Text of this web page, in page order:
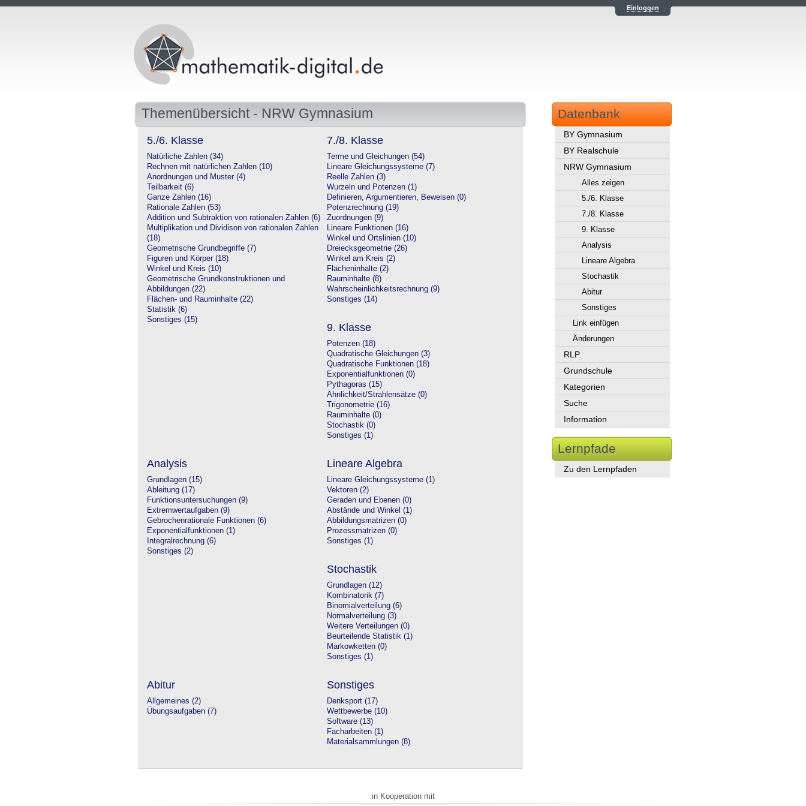
Einloggen
Themenübersicht - NRW Gymnasium
5./6. Klasse
Natürliche Zahlen (34)
Rechnen mit natürlichen Zahlen (10)
Anordnungen und Muster (4)
Teilbarkeit (6)
Ganze Zahlen (16)
Rationale Zahlen (53)
Addition und Subtraktion von rationalen Zahlen (6)
Multiplikation und Dividison von rationalen Zahlen
(18)
Geometrische Grundbegriffe (7)
Figuren und Körper (18)
Winkel und Kreis (10)
Geometrische Grundkonstruktionen und
Abbildungen (22)
Flächen- und Rauminhalte (22)
Statistik (6)
Sonstiges (15)
7./8. Klasse
Terme und Gleichungen (54)
Lineare Gleichungssysteme (7)
Reelle Zahlen (3)
Wurzeln und Potenzen (1)
Definieren, Argumentieren, Beweisen (0)
Potenzrechnung (19)
Zuordnungen (9)
Lineare Funktionen (16)
Winkel und Ortslinien (10)
Dreiecksgeometrie (26)
Winkel am Kreis (2)
Flächeninhalte (2)
Rauminhalte (8)
Wahrscheinlichkeitsrechnung (9)
Sonstiges (14)
9. Klasse
Potenzen (18)
Quadratische Gleichungen (3)
Quadratische Funktionen (18)
Exponentialfunktionen (0)
Pythagoras (15)
Ähnlichkeit/Strahlensätze (0)
Trigonometrie (16)
Rauminhalte (0)
Stochastik (0)
Sonstiges (1)
Analysis
Grundlagen (15)
Ableitung (17)
Funktionsuntersuchungen (9)
Extremwertaufgaben (9)
Gebrochenrationale Funktionen (6)
Exponentialfunktionen (1)
Integralrechnung (6)
Sonstiges (2)
Lineare Algebra
Lineare Gleichungssysteme (1)
Vektoren (2)
Geraden und Ebenen (0)
Abstände und Winkel (1)
Abbildungsmatrizen (0)
Prozessmatrizen (0)
Sonstiges (1)
Stochastik
Grundlagen (12)
Kombinatorik (7)
Binomialverteilung (6)
Normalverteilung (3)
Weitere Verteilungen (0)
Beurteilende Statistik (1)
Markowketten (0)
Sonstiges (1)
Abitur
Allgemeines (2)
Übungsaufgaben (7)
Sonstiges
Denksport (17)
Wettbewerbe (10)
Software (13)
Facharbeiten (1)
Materialsammlungen (8)
Datenbank
BY Gymnasium
BY Realschule
NRW Gymnasium
Alles zeigen
5./6. Klasse
7./8. Klasse
9. Klasse
Analysis
Lineare Algebra
Stochastik
Abitur
Sonstiges
Link einfügen
Änderungen
RLP
Grundschule
Kategorien
Suche
Information
Lernpfade
Zu den Lernpfaden
in Kooperation mit